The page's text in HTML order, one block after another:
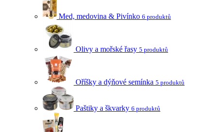
Med, medovina & Pivínko 6 produktů
Olivy a mořské řasy 5 produktů
Oříšky a dýňové semínka 5 produktů
Paštiky a škvarky 6 produktů